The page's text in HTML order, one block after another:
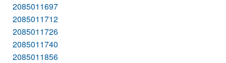
2085011697
2085011712
2085011726
2085011740
2085011856